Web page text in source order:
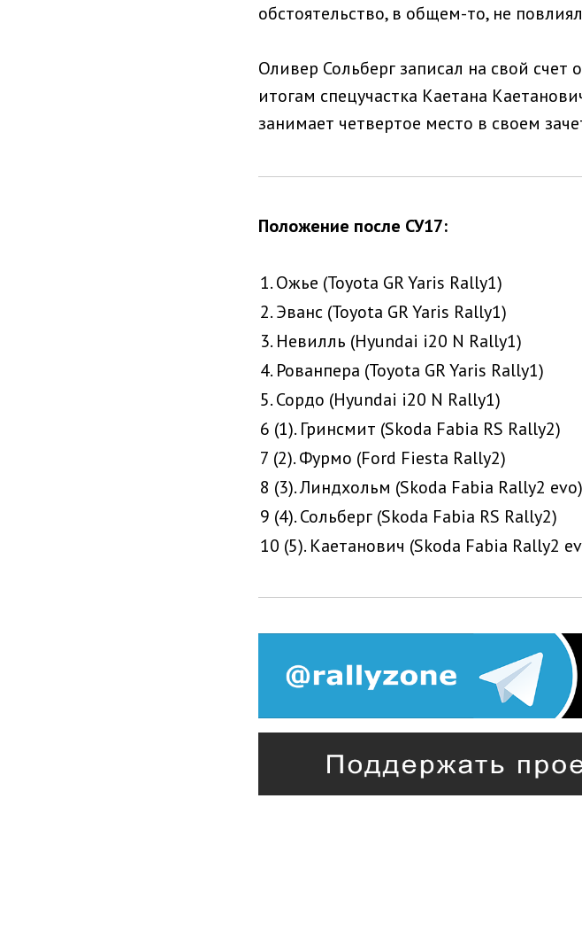
обстоятельство, в общем-то, не
Оливер Сольберг записал на свой счет
итогам спецучастка Каетана
занимает четвертое место в своем
Положение после СУ17:
1. Ожье (Toyota GR Yaris Rally1)
2. Эванс (Toyota GR Yaris Rally1)
3. Невилль (Hyundai i20 N Rally1)
4. Рованпера (Toyota GR Yaris Rally1)
5. Сордо (Hyundai i20 N Rally1)
6 (1). Гринсмит (Skoda Fabia RS Rally2)
7 (2). Фурмо (Ford Fiesta Rally2)
8 (3). Линдхольм (Skoda Fabia Rally2 evo)
9 (4). Сольберг (Skoda Fabia RS Rally2)
10 (5). Каетанович (Skoda Fabia Rally2